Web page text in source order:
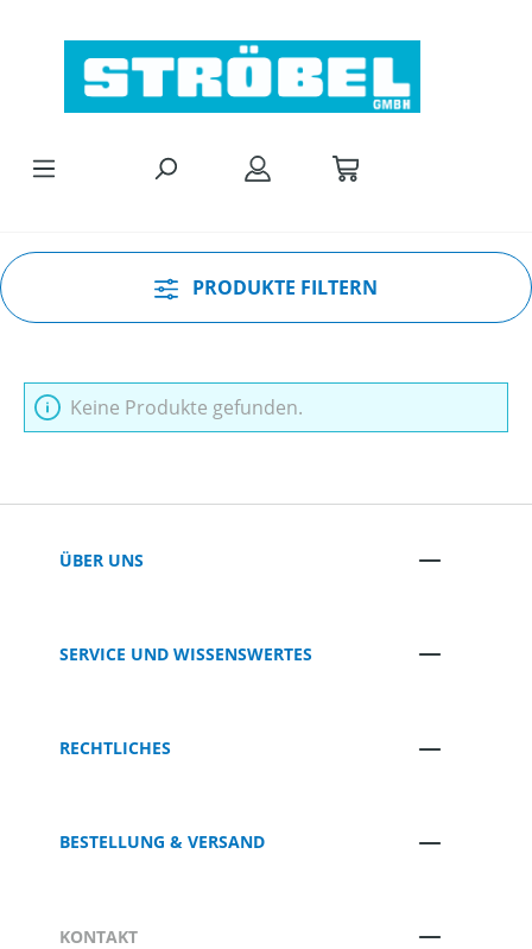
PRODUKTE FILTERN
Keine Produkte gefunden.
ÜBER UNS
SERVICE UND WISSENSWERTES
RECHTLICHES
BESTELLUNG & VERSAND
KONTAKT